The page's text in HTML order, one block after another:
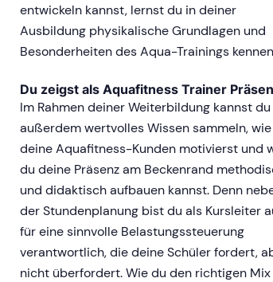
entwickeln kannst, lernst du in deiner
Ausbildung physikalische Grundlagen und
Besonderheiten des Aqua-Trainings
Du zeigst als Aquafitness Trainer
Im Rahmen deiner Weiterbildung kannst du
außerdem wertvolles Wissen sammeln,
deine Aquafitness-Kunden motivierst und
du deine Präsenz am Beckenrand
und didaktisch aufbauen kannst. Denn
der Stundenplanung bist du als Kursleiter
für eine sinnvolle Belastungssteuerung
verantwortlich, die deine Schüler fordert,
nicht überfordert. Wie du den richtigen Mix